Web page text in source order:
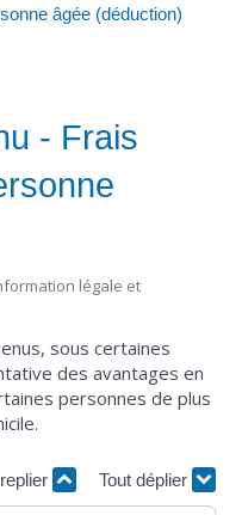
âgée (déduction)
- Frais
légale et
sous certaines
des avantages en
personnes de plus
Tout déplier